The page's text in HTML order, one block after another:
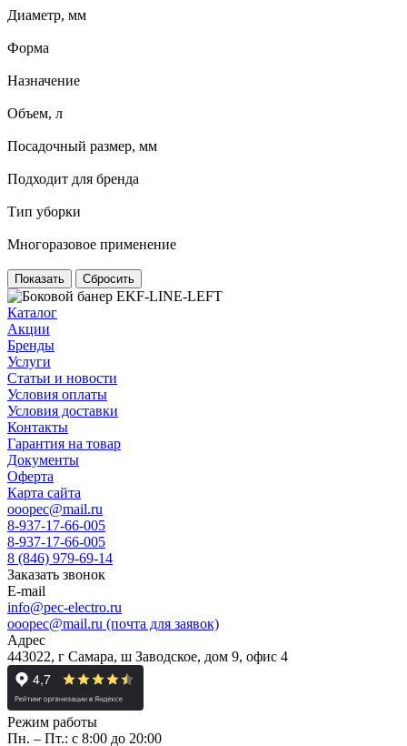
Диаметр, мм
Форма
Назначение
Объем, л
Посадочный размер, мм
Подходит для бренда
Тип уборки
Многоразовое применение
Сбросить
Каталог
Акции
Бренды
Услуги
Статьи и новости
Условия оплаты
Условия доставки
Контакты
Гарантия на товар
Документы
Оферта
Карта сайта
ooopec@mail.ru
8-937-17-66-005
8-937-17-66-005
8 (846) 979-69-14
Заказать звонок
E-mail
info@pec-electro.ru
ooopec@mail.ru (почта для заявок)
Адрес
443022, г Самара, ш Заводское, дом 9, офис 4
Режим работы
Пн. – Пт.: с 8:00 до 20:00